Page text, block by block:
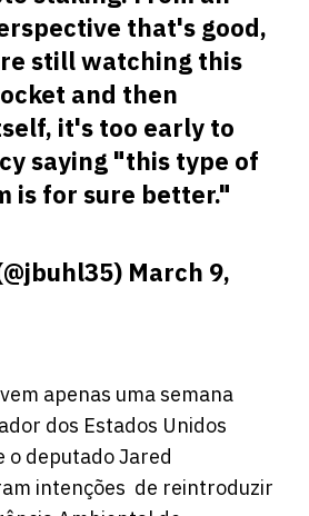
that's good,
still watching this
and then
it's too early to
saying "this type of
is for sure better."
March 9,
apenas uma semana
dos Estados Unidos
o deputado Jared
intenções de reintroduzir